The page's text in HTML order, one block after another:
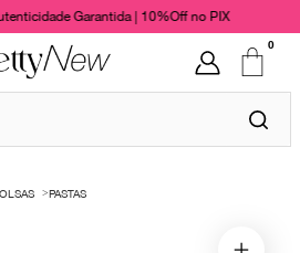
Garantida | 10%Off no PIX
0
PASTAS